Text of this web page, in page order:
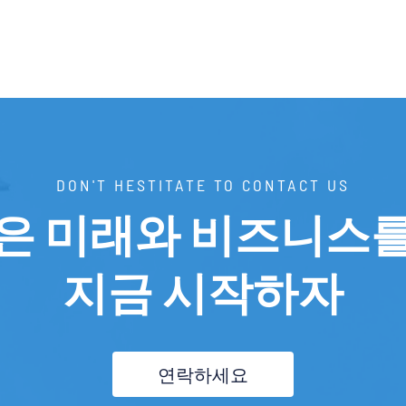
DON'T HESTITATE TO CONTACT US
미래와 비즈니스
지금 시작하자
연락하세요